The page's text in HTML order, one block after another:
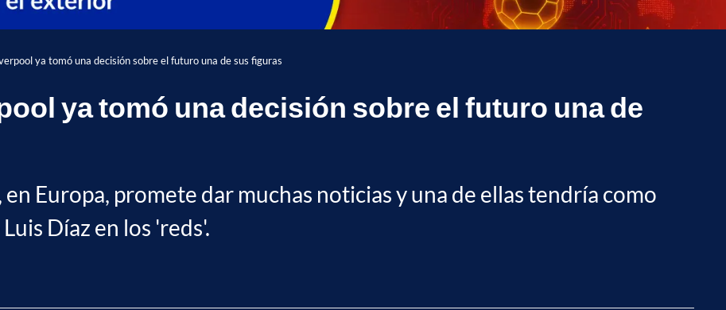
ya tomó una decisión sobre el futuro una de sus figuras
ya tomó una decisión sobre el futuro una de
Europa, promete dar muchas noticias y una de ellas tendría como
Díaz en los 'reds'.